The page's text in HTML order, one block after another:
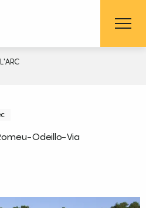
Odeillo-Via